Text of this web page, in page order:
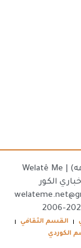
(ولاتي مه) | Welatê Me
الكور
2006-
القسم الثقافي
الكوردي